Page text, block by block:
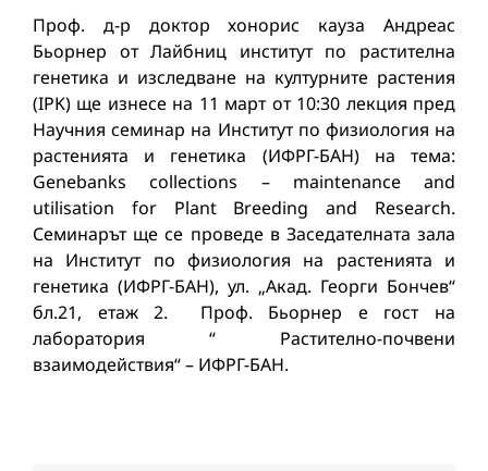
Проф. д-р доктор хонорис кауза Андреас
Бьорнер от Лайбниц институт по растителна
генетика и изследване на културните растения
(IPK) ще изнесе на 11 март от 10:30 лекция пред
Научния семинар на Институт по физиология на
растенията и генетика (ИФРГ-БАН) на тема:
Genebanks collections – maintenance and
utilisation for Plant Breeding and Research.
Семинарът ще се проведе в Заседателната зала
на Институт по физиология на растенията и
генетика (ИФРГ-БАН), ул. „Акад. Георги Бончев“
бл.21, етаж 2. Проф. Бьорнер е гост на
лаборатория “ Растително-почвени
взаимодействия“ – ИФРГ-БАН.